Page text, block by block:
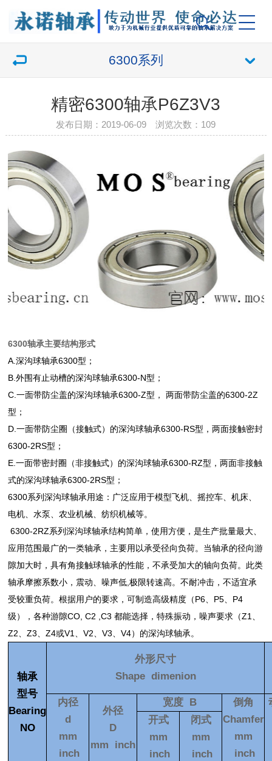
6300系列
精密6300轴承P6Z3V3
发布日期：2019-06-09 浏览次数： 109
6300轴承主要结构形式
A.深沟球轴承6300型；
B.外围有止动槽的深沟球轴承6300-N型；
C.一面带防尘盖的深沟球轴承6300-Z型， 两面带防尘盖的6300-2Z
型；
D.一面带防尘圈（接触式）的深沟球轴承6300-RS型，两面接触密封
6300-2RS型；
E.一面带密封圈（非接触式）的深沟球轴承6300-RZ型，两面非接触
式的深沟球轴承6300-2RS型；
6300系列深沟球轴承用途：广泛应用于模型飞机、摇控车、机床、
电机、水泵、农业机械、纺织机械等。
6300-2RZ系列深沟球轴承结构简单，使用方便，是生产批量最大、
应用范围最广的一类轴承，主要用以承受径向负荷。当轴承的径向游
隙加大时，具有角接触球轴承的性能，不承受加大的轴向负荷。此类
轴承摩擦系数小，震动、噪声低,极限转速高。不耐冲击，不适宜承
受较重负荷。根据用户的要求，可制造高级精度（P6、P5、P4
级），各种游隙CO, C2 ,C3 都能选择 ，特殊振动，噪声要求（Z1、
Z2、Z3、Z4或V1、V2、V3、V4）的深沟球轴承。
轴承
型号
Bearing
NO
外形尺寸
Shape dimenion
内径
d
mm
inch
外径
D
mm inch
宽度 B
倒角
Chamfer
mm
inch
开式
mm
inch
闭式
mm
inch